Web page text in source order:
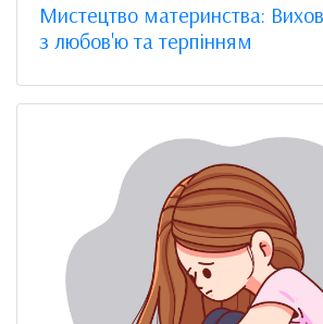
Мистецтво материнства:
з любов'ю та терпінням